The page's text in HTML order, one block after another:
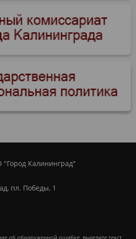
Калининград"
пл. Победы, 1
об обнаруженной ошибке, выделите текст